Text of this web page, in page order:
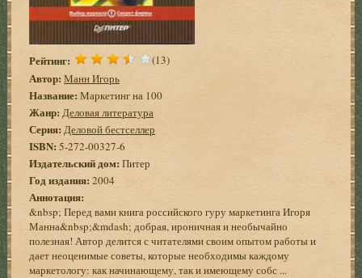
Рейтинг: (13)
Автор: Манн Игорь
Название: Маркетинг на 100
Жанр: Деловая литература
Серия: Деловой бестселлер
ISBN: 5-272-00327-6
Издательский дом: Питер
Год издания: 2004
Аннотация:
&nbsp; Перед вами книга российского гуру маркетинга Игоря
Манна&nbsp;&mdash; добрая, ироничная и необычайно
полезная! Автор делится с читателями своим опытом работы и
дает неоценимые советы, которые необходимы каждому
маркетологу: как начинающему, так и имеющему собс ...